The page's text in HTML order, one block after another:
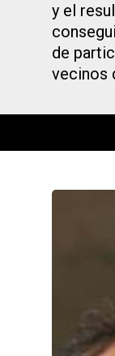
y el
de
vecinos